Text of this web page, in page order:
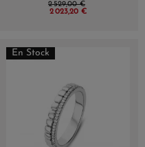
2 529,00 €
2 023,20 €
En Stock